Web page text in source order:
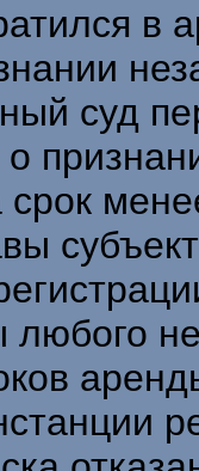
в
суд
о
любого